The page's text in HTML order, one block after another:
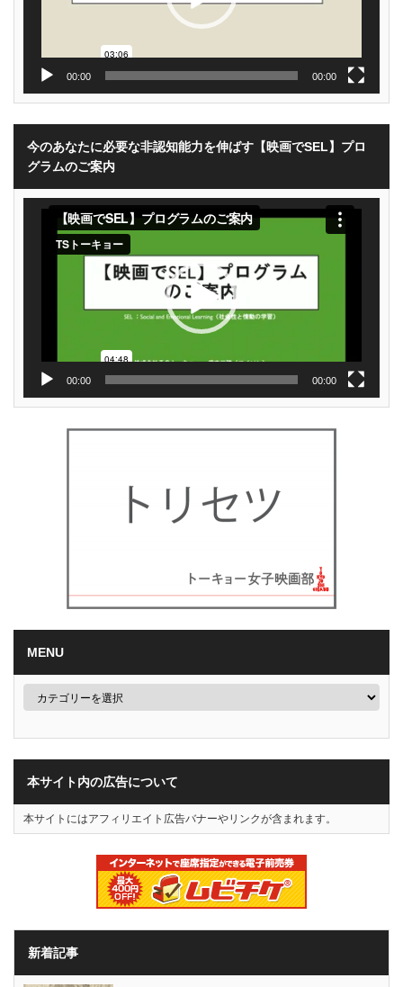
00:00 00:00
今のあなたに必要な非認知能力を伸ばす【映画でSEL】プロ
グラムのご案内
動
00:00 00:00
MENU
本サイト内の広告について
本サイトにはアフィリエイト広告バナーやリンクが含まれます。
新着記事